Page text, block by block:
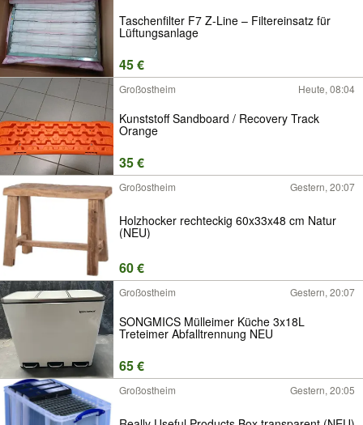
Taschenfilter F7 Z-Line – Filtereinsatz für
Lüftungsanlage
45 €
Großostheim Heute, 08:04
Kunststoff Sandboard / Recovery Track
Orange
35 €
Großostheim Gestern, 20:07
Holzhocker rechteckig 60x33x48 cm Natur
(NEU)
60 €
Großostheim Gestern, 20:07
SONGMICS Mülleimer Küche 3x18L
Treteimer Abfalltrennung NEU
65 €
Großostheim Gestern, 20:05